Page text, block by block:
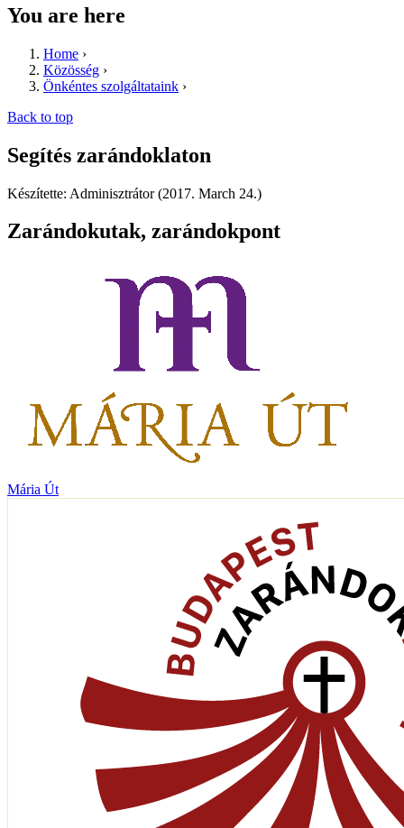
You are here
Home ›
Közösség ›
Önkéntes szolgáltataink ›
Back to top
Segítés zarándoklaton
Készítette: Adminisztrátor (2017. March 24.)
Zarándokutak, zarándokpont
Mária Út